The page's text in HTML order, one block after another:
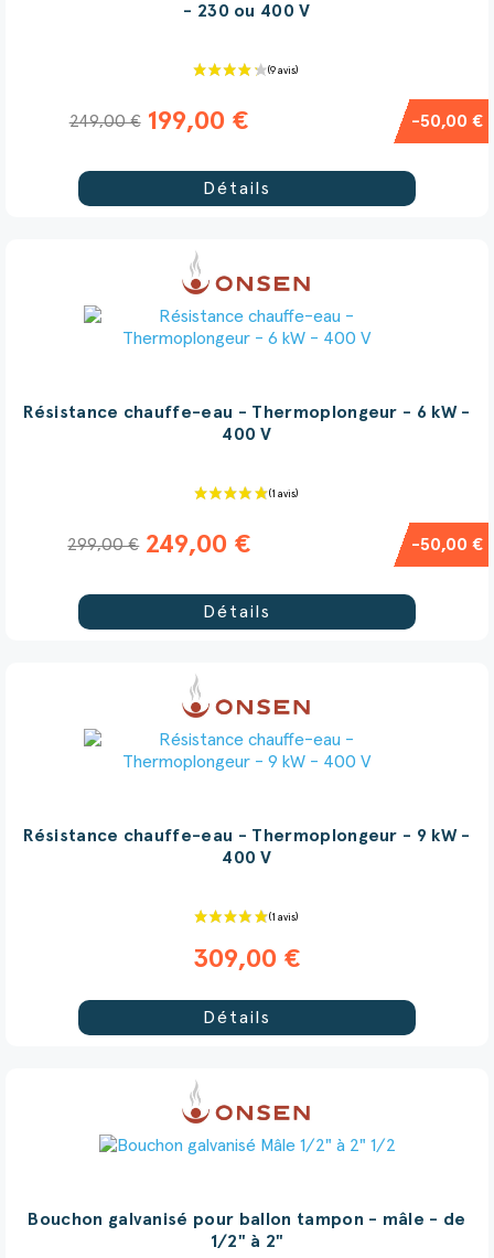
(9 avis)
- 230 ou 400 V
249,00 € 199,00 € -50,00 €
Détails
Résistance chauffe-eau - Thermoplongeur - 6 kW -
400 V
299,00 € 249,00 € -50,00 €
Détails
Résistance chauffe-eau - Thermoplongeur - 9 kW -
400 V
309,00 €
Détails
Bouchon galvanisé pour ballon tampon - mâle - de
1/2" à 2"